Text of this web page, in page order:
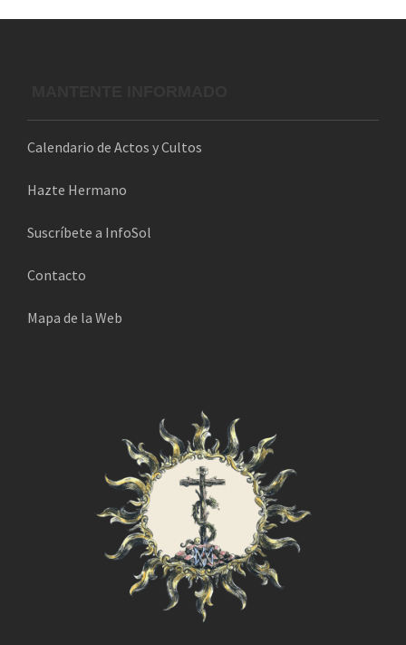
t
r
n
c
Calendario de Actos y Cultos
Hazte Hermano
Suscríbete a InfoSol
Contacto
Mapa de la Web